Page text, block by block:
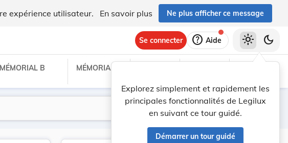
expérience utilisateur. En savoir plus Ne plus afficher ce message
Se connecter help Aide
Explorez simplement et rapidement les
principales fonctionnalités de Legilux
en suivant ce tour guidé.
Démarrer un tour guidé
light_mode dark_mode
MÉMORIAL B MÉMORIAL C
Lancer la recherche
Filtres